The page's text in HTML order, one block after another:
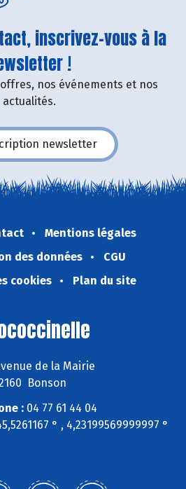
inscrivez-vous à la
!
nos événements et nos
actualités.
newsletter
Mentions légales
des données
CGU
cookies
Plan du site
de la Mairie
Bonson
: 04 77 61 44 04
° , 4,23199569999997 °